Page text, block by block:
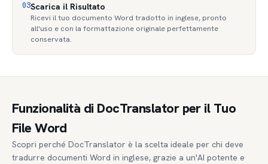
03Scarica il Risultato
Ricevi il tuo documento Word tradotto in inglese, pronto
all'uso e con la formattazione originale perfettamente
conservata.
Funzionalità di DocTranslator per il Tuo
File Word
Scopri perché DocTranslator è la scelta ideale per chi deve
tradurre documenti Word in inglese, grazie a un'AI potente e